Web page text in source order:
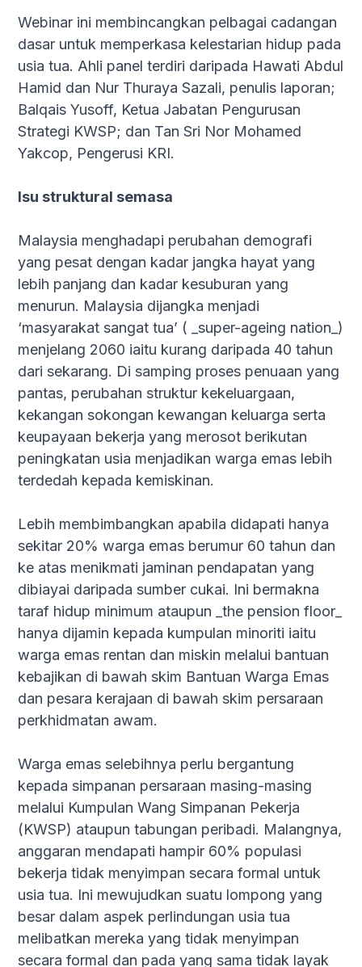
Webinar ini membincangkan pelbagai cadangan
dasar untuk memperkasa kelestarian hidup pada
usia tua. Ahli panel terdiri daripada Hawati Abdul
Hamid dan Nur Thuraya Sazali, penulis laporan;
Balqais Yusoff, Ketua Jabatan Pengurusan
Strategi KWSP; dan Tan Sri Nor Mohamed
Yakcop, Pengerusi KRI.
Isu struktural semasa
Malaysia menghadapi perubahan demografi
yang pesat dengan kadar jangka hayat yang
lebih panjang dan kadar kesuburan yang
menurun. Malaysia dijangka menjadi
‘masyarakat sangat tua’ ( _super-ageing nation_)
menjelang 2060 iaitu kurang daripada 40 tahun
dari sekarang. Di samping proses penuaan yang
pantas, perubahan struktur kekeluargaan,
kekangan sokongan kewangan keluarga serta
keupayaan bekerja yang merosot berikutan
peningkatan usia menjadikan warga emas lebih
terdedah kepada kemiskinan.
Lebih membimbangkan apabila didapati hanya
sekitar 20% warga emas berumur 60 tahun dan
ke atas menikmati jaminan pendapatan yang
dibiayai daripada sumber cukai. Ini bermakna
taraf hidup minimum ataupun _the pension floor_
hanya dijamin kepada kumpulan minoriti iaitu
warga emas rentan dan miskin melalui bantuan
kebajikan di bawah skim Bantuan Warga Emas
dan pesara kerajaan di bawah skim persaraan
perkhidmatan awam.
Warga emas selebihnya perlu bergantung
kepada simpanan persaraan masing-masing
melalui Kumpulan Wang Simpanan Pekerja
(KWSP) ataupun tabungan peribadi. Malangnya,
anggaran mendapati hampir 60% populasi
bekerja tidak menyimpan secara formal untuk
usia tua. Ini mewujudkan suatu lompong yang
besar dalam aspek perlindungan usia tua
melibatkan mereka yang tidak menyimpan
secara formal dan pada yang sama tidak layak